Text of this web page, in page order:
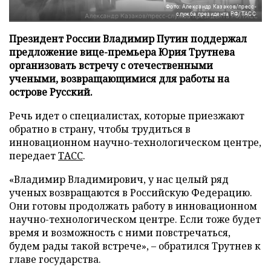
Фото: Александр Казаков/пресс-
служба президента РФ/ТАСС
Президент России Владимир Путин поддержал
предложение вице-премьера Юрия Трутнева
организовать встречу с отечественными
учеными, возвращающимися для работы на
острове Русский.
Речь идет о специалистах, которые приезжают
обратно в страну, чтобы трудиться в
инновационном научно-технологическом центре,
передаетТАСС.
«Владимир Владимирович, у нас целый ряд
ученых возвращаются в Российскую Федерацию.
Они готовы продолжать работу в инновационном
научно-технологическом центре. Если тоже будет
время и возможность с ними повстречаться,
будем рады такой встрече», – обратился Трутнев к
главе государства.